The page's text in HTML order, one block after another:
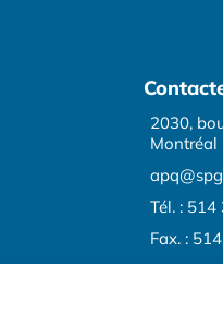
2030,
Montréal
Tél. :
Fax. :